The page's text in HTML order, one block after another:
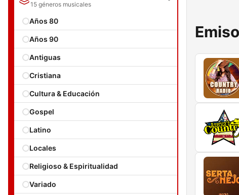
15 géneros musicales
Años 80
Años 90
Antiguas
Cristiana
Cultura & Educación
Gospel
Latino
Locales
Religioso & Espiritualidad
Variado